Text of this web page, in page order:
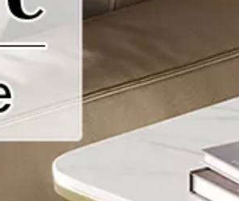
ック天板